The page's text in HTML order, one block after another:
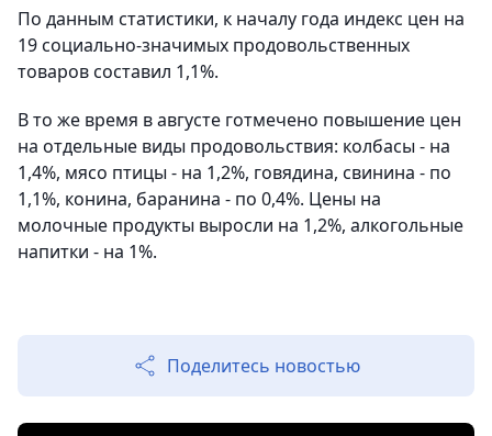
По данным статистики, к началу года индекс цен на
19 социально-значимых продовольственных
товаров составил 1,1%.
В то же время в августе готмечено повышение цен
на отдельные виды продовольствия: колбасы - на
1,4%, мясо птицы - на 1,2%, говядина, свинина - по
1,1%, конина, баранина - по 0,4%. Цены на
молочные продукты выросли на 1,2%, алкогольные
напитки - на 1%.
Поделитесь новостью